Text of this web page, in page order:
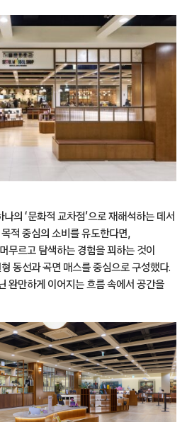
의 ‘문화적 교차점’으로 재해석하는 데서
적 중심의 소비를 유도한다면,
무르고 탐색하는 경험을 꾀하는 것이
동선과 곡면 매스를 중심으로 구성했다.
완만하게 이어지는 흐름 속에서 공간을